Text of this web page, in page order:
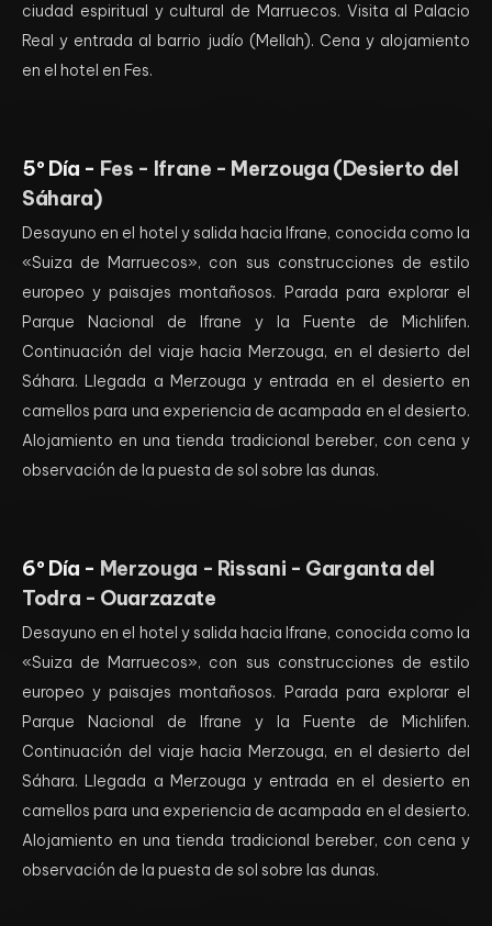
ciudad espiritual y cultural de Marruecos. Visita al Palacio
Real y entrada al barrio judío (Mellah). Cena y alojamiento
en el hotel en Fes.
5º Día - Fes - Ifrane - Merzouga (Desierto del
Sáhara)
Desayuno en el hotel y salida hacia Ifrane, conocida como la
«Suiza de Marruecos», con sus construcciones de estilo
europeo y paisajes montañosos. Parada para explorar el
Parque Nacional de Ifrane y la Fuente de Michlifen.
Continuación del viaje hacia Merzouga, en el desierto del
Sáhara. Llegada a Merzouga y entrada en el desierto en
camellos para una experiencia de acampada en el desierto.
Alojamiento en una tienda tradicional bereber, con cena y
observación de la puesta de sol sobre las dunas.
6º Día - Merzouga - Rissani - Garganta del
Todra - Ouarzazate
Desayuno en el hotel y salida hacia Ifrane, conocida como la
«Suiza de Marruecos», con sus construcciones de estilo
europeo y paisajes montañosos. Parada para explorar el
Parque Nacional de Ifrane y la Fuente de Michlifen.
Continuación del viaje hacia Merzouga, en el desierto del
Sáhara. Llegada a Merzouga y entrada en el desierto en
camellos para una experiencia de acampada en el desierto.
Alojamiento en una tienda tradicional bereber, con cena y
observación de la puesta de sol sobre las dunas.